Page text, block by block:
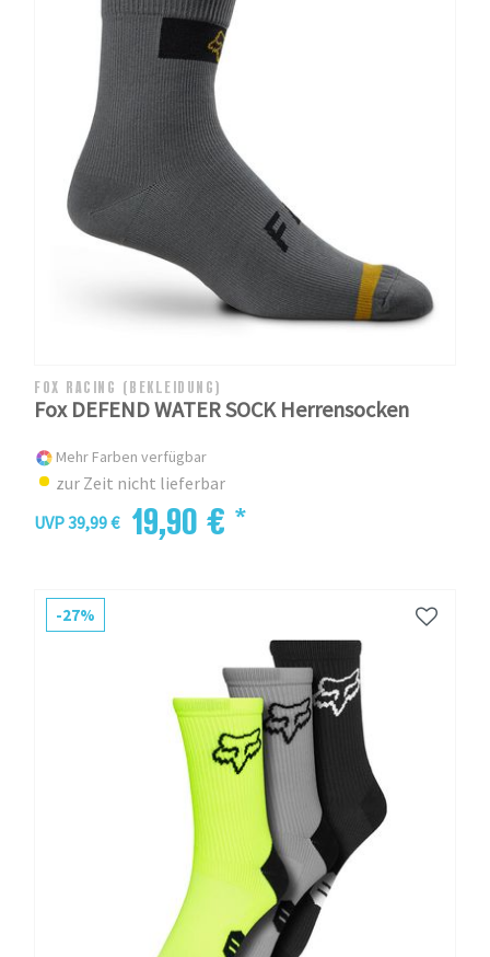
FOX RACING (BEKLEIDUNG)
Fox DEFEND WATER SOCK Herrensocken
Mehr Farben verfügbar
zur Zeit nicht lieferbar
UVP 39,99 € 19,90 € *
-27%